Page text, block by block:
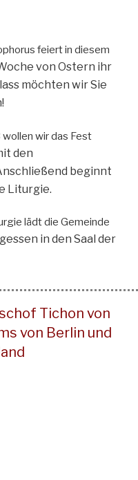
feiert in diesem
von Ostern ihr
möchten wir Sie
wir das Fest
den
beginnt
Liturgie.
lädt die Gemeinde
in den Saal der
Tichon von
von Berlin und